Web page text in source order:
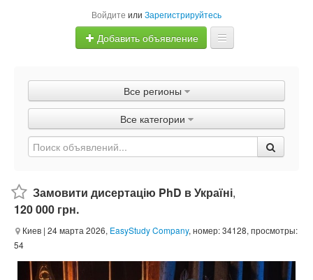
Войдите или Зарегистрируйтесь
Добавить объявление
Объявления
Быстрая продажа
Все регионы
Все категории
Замовити дисертацію PhD в Україні,
120 000 грн.
Киев | 24 марта 2026, EasyStudy Company, номер: 34128, просмотры:
54